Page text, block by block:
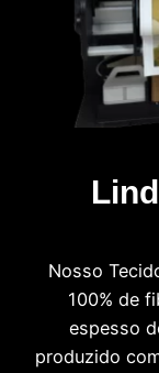
Nosso
100% de
espesso
produzido